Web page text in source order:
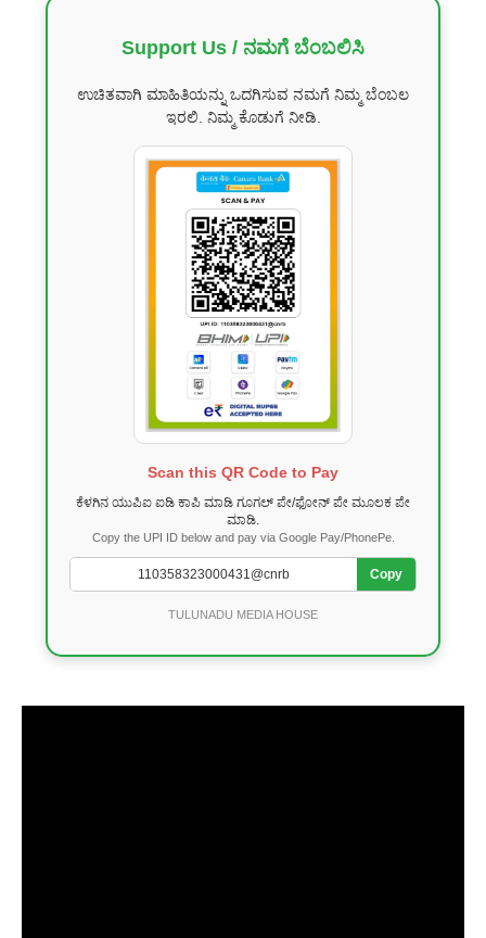
Support Us / ನಮಗೆ ಬೆಂಬಲಿಸಿ
ಉಚಿತವಾಗಿ ಮಾಹಿತಿಯನ್ನು ಒದಗಿಸುವ ನಮಗೆ ನಿಮ್ಮ ಬೆಂಬಲ
ಇರಲಿ. ನಿಮ್ಮ ಕೊಡುಗೆ ನೀಡಿ.
Scan this QR Code to Pay
ಕೆಳಗಿನ ಯುಪಿಐ ಐಡಿ ಕಾಪಿ ಮಾಡಿ ಗೂಗಲ್ ಪೇ/ಫೋನ್ ಪೇ ಮೂಲಕ ಪೇ
ಮಾಡಿ.
Copy the UPI ID below and pay via Google Pay/PhonePe.
Copy
TULUNADU MEDIA HOUSE